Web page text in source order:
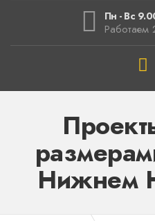
Пн - Вс
Работаем
Нижнем